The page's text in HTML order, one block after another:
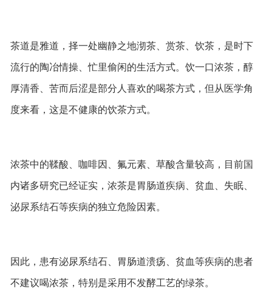
茶道是雅道，择一处幽静之地沏茶、赏茶、饮茶，是时下
流行的陶冶情操、忙里偷闲的生活方式。饮一口浓茶，醇
厚清香、苦而后涩是部分人喜欢的喝茶方式，但从医学角
度来看，这是不健康的饮茶方式。
浓茶中的鞣酸、咖啡因、氟元素、草酸含量较高，目前国
内诸多研究已经证实，浓茶是胃肠道疾病、贫血、失眠、
泌尿系结石等疾病的独立危险因素。
因此，患有泌尿系结石、胃肠道溃疡、贫血等疾病的患者
不建议喝浓茶，特别是采用不发酵工艺的绿茶。